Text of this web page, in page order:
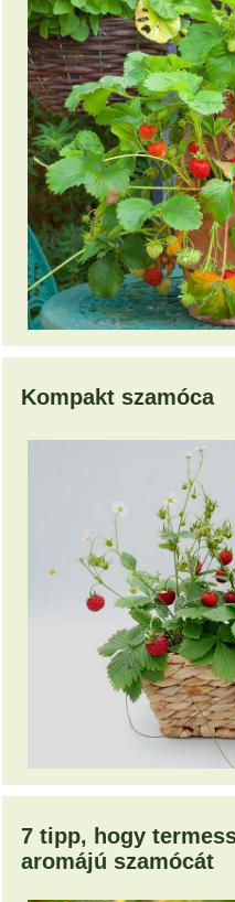
Kompakt szamóca
7 tipp, hogy
aromájú szamócát